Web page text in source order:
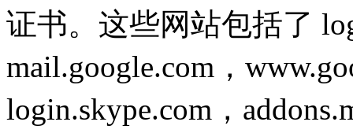
证书。这些网站包括了
mail.google.com，
login.skype.com，